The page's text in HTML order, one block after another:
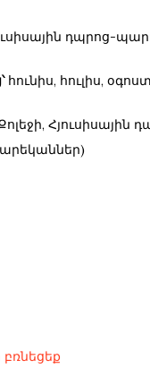
դպրոց-
հունիս, հուլիս,